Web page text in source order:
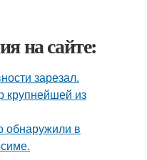
на сайте:
зарезал.
крупнейшей из
обнаружили в